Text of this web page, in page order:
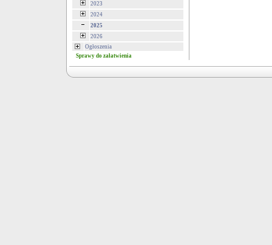
2023
2024
2025
2026
Ogłoszenia
Sprawy do załatwienia